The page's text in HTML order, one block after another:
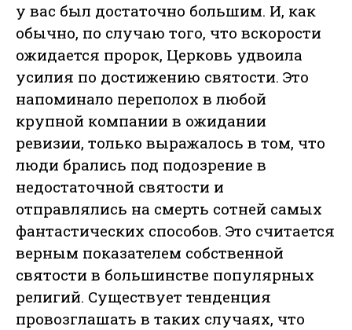
у вас был достаточно большим. И, как
обычно, по случаю того, что вскорости
ожидается пророк, Церковь удвоила
усилия по достижению святости. Это
напоминало переполох в любой
крупной компании в ожидании
ревизии, только выражалось в том, что
люди брались под подозрение в
недостаточной святости и
отправлялись на смерть сотней самых
фантастических способов. Это считается
верным показателем собственной
святости в большинстве популярных
религий. Существует тенденция
провозглашать в таких случаях, что